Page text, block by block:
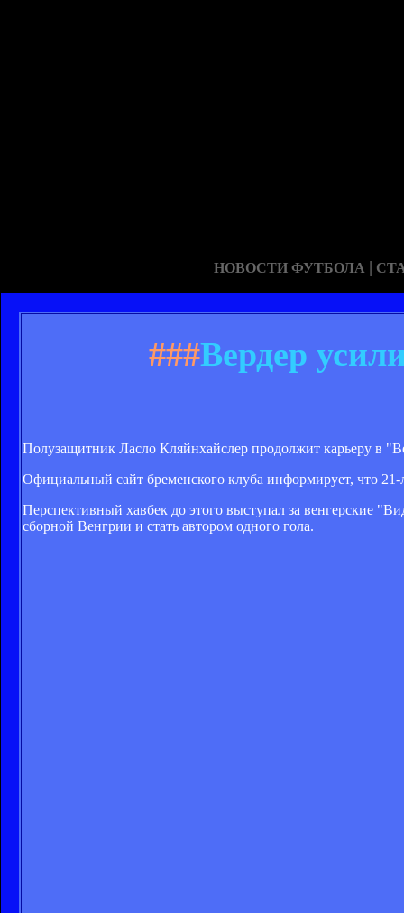
НОВОСТИ ФУТБОЛА |
###Вердер
Полузащитник Ласло Кляйнхайслер продолжит карьеру в
Официальный сайт бременского клуба информирует, что
Перспективный хавбек до этого выступал за венгерские
сборной Венгрии и стать автором одного гола.